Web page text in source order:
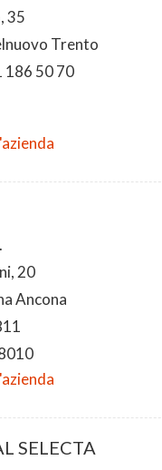
35
Trento
186 50 70
20
Ancona
SELECTA